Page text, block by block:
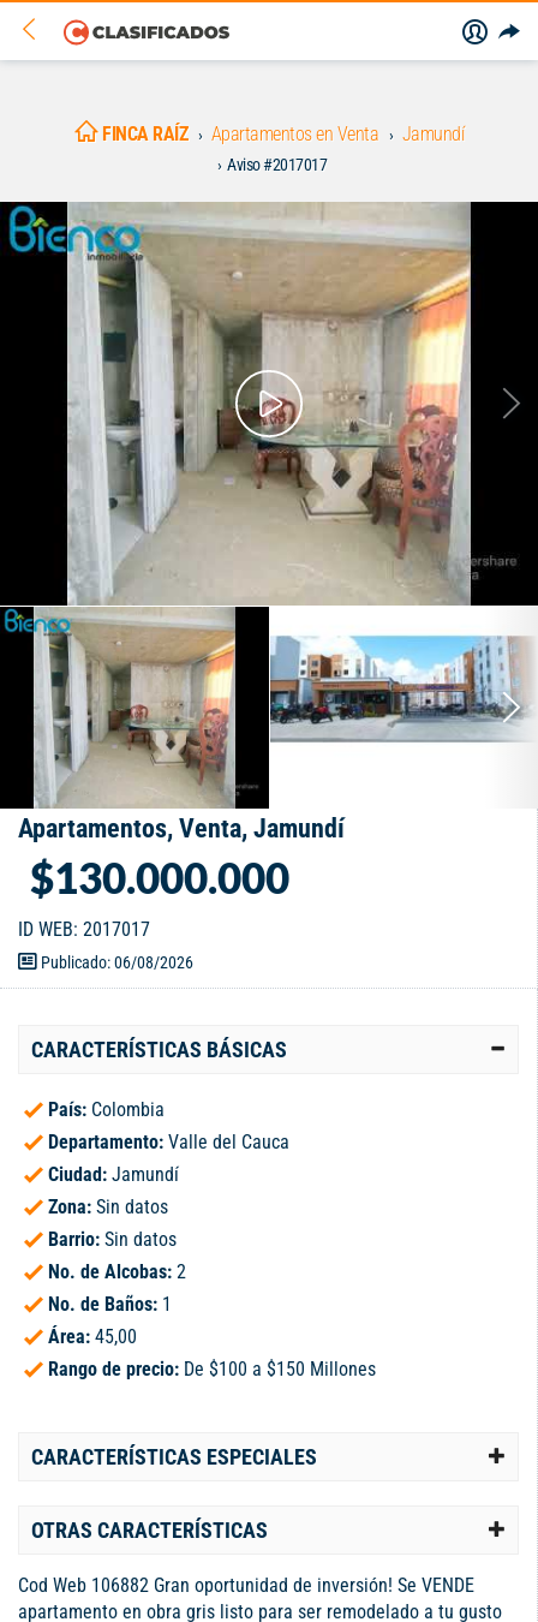
FINCA RAÍZ Apartamentos en Venta Jamundí
Aviso #2017017
Apartamentos, Venta, Jamundí
$130.000.000
ID WEB: 2017017
Publicado: 06/08/2026
CARACTERÍSTICAS BÁSICAS
País: Colombia
Departamento: Valle del Cauca
Ciudad: Jamundí
Zona: Sin datos
Barrio: Sin datos
No. de Alcobas: 2
No. de Baños: 1
Área: 45,00
Rango de precio: De $100 a $150 Millones
CARACTERÍSTICAS ESPECIALES
OTRAS CARACTERÍSTICAS
Cod Web 106882 Gran oportunidad de inversión! Se VENDE
apartamento en obra gris listo para ser remodelado a tu gusto